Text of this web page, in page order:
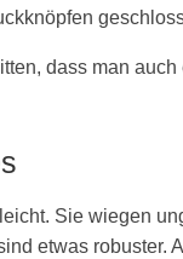
dass man
Sie wiegen
etwas